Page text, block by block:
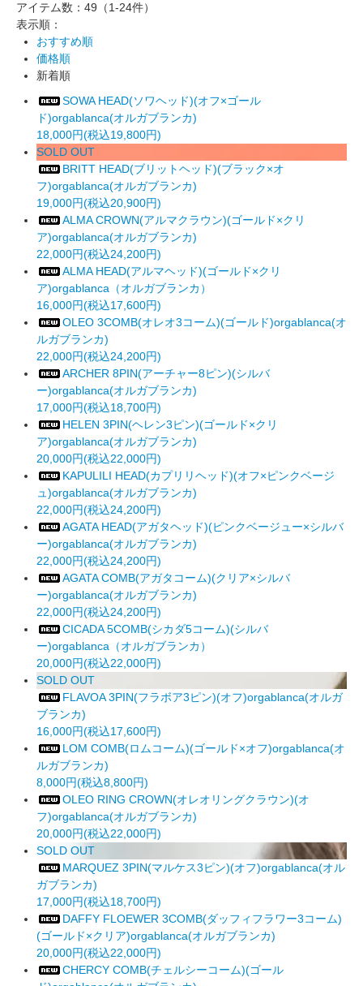
アイテム数：49 （1-24件）
表示順：
おすすめ順
価格順
新着順
SOWA HEAD(ソワヘッド)(オフ×ゴール
ド)orgablanca(オルガブランカ)
18,000円(税込19,800円)
SOLD OUT
BRITT HEAD(ブリットヘッド)(ブラック×オ
フ)orgablanca(オルガブランカ)
19,000円(税込20,900円)
ALMA CROWN(アルマクラウン)(ゴールド×クリ
ア)orgablanca(オルガブランカ)
22,000円(税込24,200円)
ALMA HEAD(アルマヘッド)(ゴールド×クリ
ア)orgablanca（オルガブランカ）
16,000円(税込17,600円)
OLEO 3COMB(オレオ3コーム)(ゴールド)orgablanca(オ
ルガブランカ)
22,000円(税込24,200円)
ARCHER 8PIN(アーチャー8ピン)(シルバ
ー)orgablanca(オルガブランカ)
17,000円(税込18,700円)
HELEN 3PIN(ヘレン3ピン)(ゴールド×クリ
ア)orgablanca(オルガブランカ)
20,000円(税込22,000円)
KAPULILI HEAD(カプリリヘッド)(オフ×ピンクベージ
ュ)orgablanca(オルガブランカ)
22,000円(税込24,200円)
AGATA HEAD(アガタヘッド)(ピンクベージュー×シルバ
ー)orgablanca(オルガブランカ)
22,000円(税込24,200円)
AGATA COMB(アガタコーム)(クリア×シルバ
ー)orgablanca(オルガブランカ)
22,000円(税込24,200円)
CICADA 5COMB(シカダ5コーム)(シルバ
ー)orgablanca（オルガブランカ）
20,000円(税込22,000円)
SOLD OUT
FLAVOA 3PIN(フラボア3ピン)(オフ)orgablanca(オルガ
ブランカ)
16,000円(税込17,600円)
LOM COMB(ロムコーム)(ゴールド×オフ)orgablanca(オ
ルガブランカ)
8,000円(税込8,800円)
OLEO RING CROWN(オレオリングクラウン)(オ
フ)orgablanca(オルガブランカ)
20,000円(税込22,000円)
SOLD OUT
MARQUEZ 3PIN(マルケス3ピン)(オフ)orgablanca(オル
ガブランカ)
17,000円(税込18,700円)
DAFFY FLOEWER 3COMB(ダッフィフラワー3コーム)
(ゴールド×クリア)orgablanca(オルガブランカ)
20,000円(税込22,000円)
CHERCY COMB(チェルシーコーム)(ゴール